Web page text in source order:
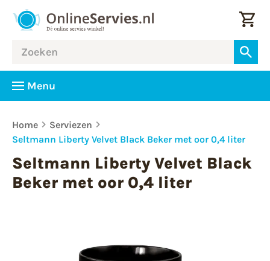
Menu
Home
Serviezen
Seltmann Liberty Velvet Black Beker met oor 0,4 liter
Seltmann Liberty Velvet Black
Beker met oor 0,4 liter